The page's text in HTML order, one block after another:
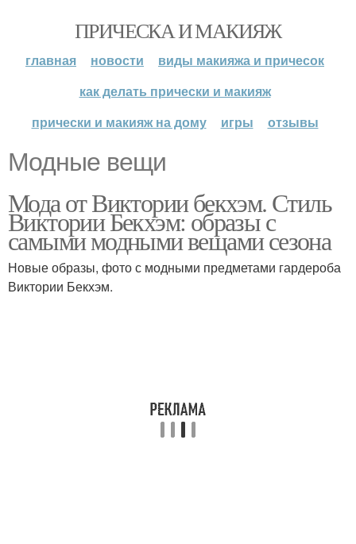
ПРИЧЕСКА И МАКИЯЖ
главная новости
виды макияжа и причесок
как делать прически и макияж
прически и макияж на дому
игры отзывы
Модные вещи
Мода от Виктории бекхэм. Стиль
Виктории Бекхэм: образы с
самыми модными вещами сезона
Новые образы, фото с модными предметами гардероба
Виктории Бекхэм.